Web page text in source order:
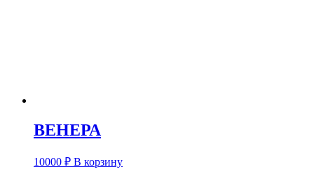
ВЕНЕРА
10000 ₽ В корзину